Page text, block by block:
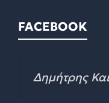
FACEBOOK
Δημήτρης